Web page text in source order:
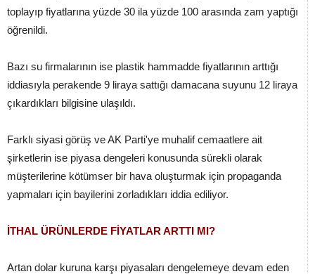
toplayıp fiyatlarına yüzde 30 ila yüzde 100 arasında zam yaptığı
öğrenildi.
Bazı su firmalarının ise plastik hammadde fiyatlarının arttığı
iddiasıyla perakende 9 liraya sattığı damacana suyunu 12 liraya
çıkardıkları bilgisine ulaşıldı.
Farklı siyasi görüş ve AK Parti'ye muhalif cemaatlere ait
şirketlerin ise piyasa dengeleri konusunda sürekli olarak
müşterilerine kötümser bir hava oluşturmak için propaganda
yapmaları için bayilerini zorladıkları iddia ediliyor.
İTHAL ÜRÜNLERDE FİYATLAR ARTTI MI?
Artan dolar kuruna karşı piyasaları dengelemeye devam eden